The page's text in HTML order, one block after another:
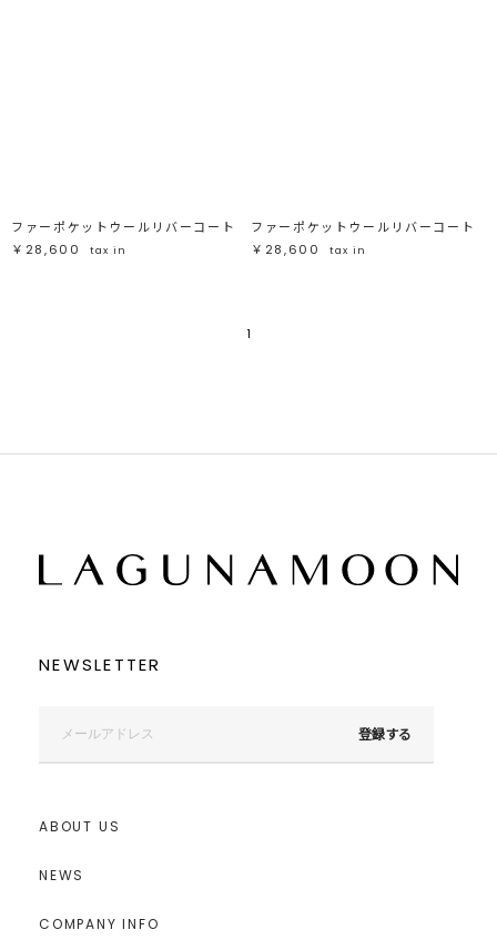
ファーポケットウールリバーコート
￥28,600
tax in
ファーポケットウールリバーコート
￥28,600
tax in
1
NEWSLETTER
登録する
ABOUT US
NEWS
COMPANY INFO